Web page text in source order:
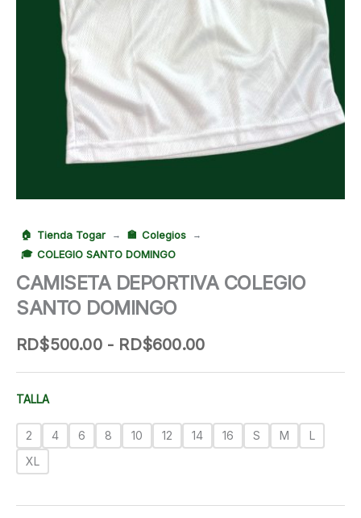
Tienda Togar → Colegios →
COLEGIO SANTO DOMINGO
CAMISETA DEPORTIVA COLEGIO
SANTO DOMINGO
RD$500.00 - RD$600.00Rango
precios:
hasta
RD$600.00
TALLA
2 4 6 8 10 12 14 16 S M
L
XL